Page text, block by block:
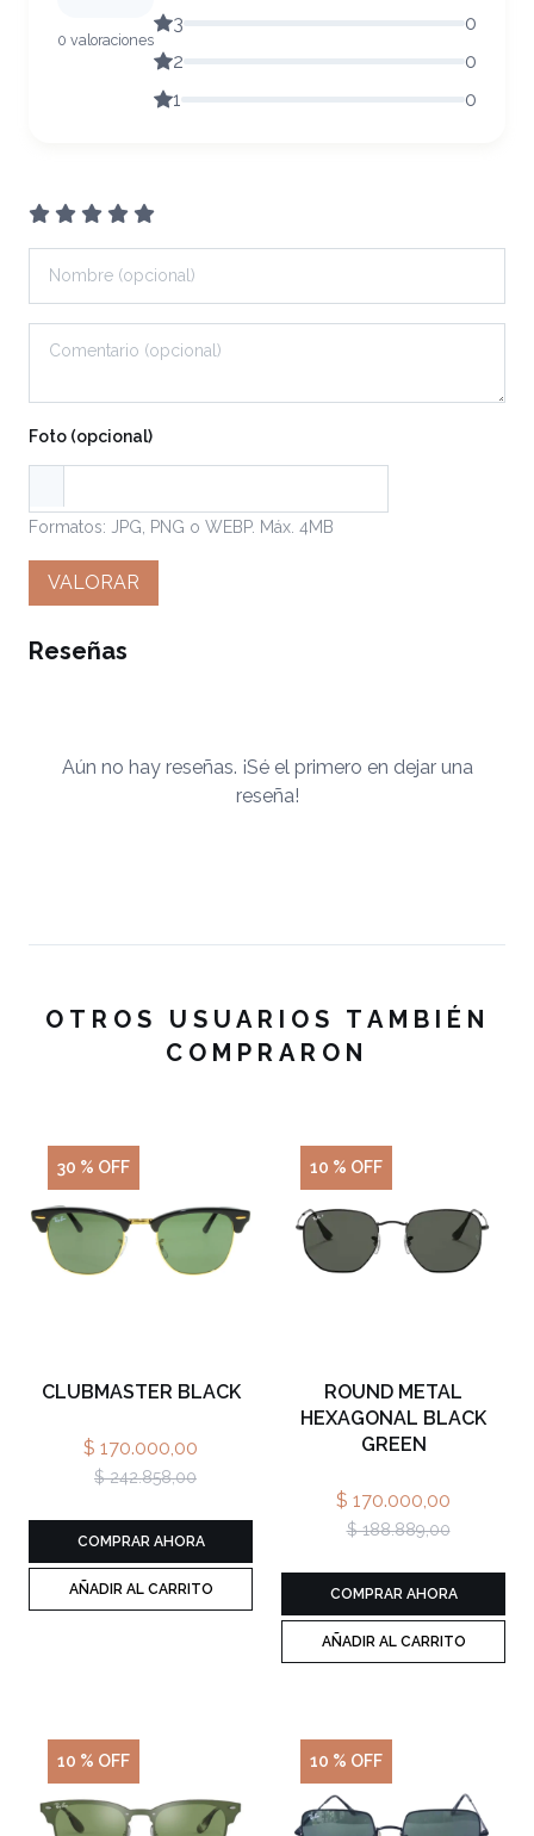
Foto (opcional)
Formatos: JPG, PNG o WEBP. Máx. 4MB
VALORAR
0 valoraciones
3
0
2
0
1
0
Reseñas
Aún no hay reseñas. ¡Sé el primero en dejar una
reseña!
OTROS USUARIOS TAMBIÉN
COMPRARON
30 % OFF
CLUBMASTER BLACK
$ 170.000,00
$ 242.858,00
COMPRAR AHORA
AÑADIR AL CARRITO
10 % OFF
ROUND METAL
HEXAGONAL BLACK
GREEN
$ 170.000,00
$ 188.889,00
COMPRAR AHORA
AÑADIR AL CARRITO
10 % OFF 10 % OFF